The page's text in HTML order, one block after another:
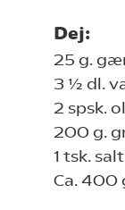
Dej:
25 g.
3 ½ dl.
2 spsk.
200 g.
1 tsk. salt
Ca. 400